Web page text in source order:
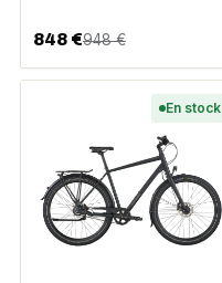
848 €948 €
En stock